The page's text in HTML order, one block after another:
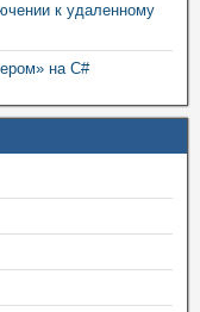
к удаленному
на C#